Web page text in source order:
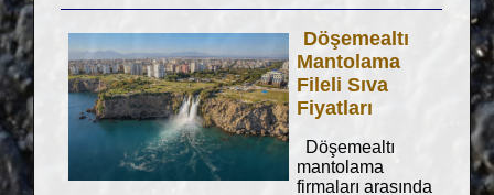
Döşemealtı
Mantolama
Fileli Sıva
Fiyatları
Döşemealtı
mantolama
firmaları arasında